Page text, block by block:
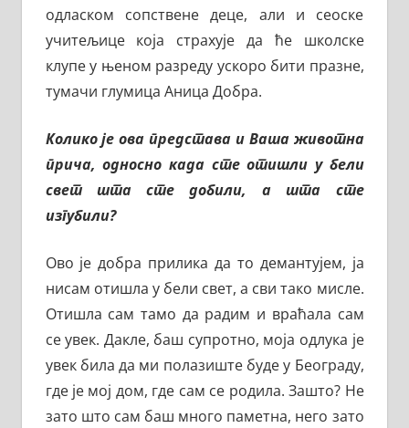
одласком сопствене деце, али и сеоске
учитељице која страхује да ће школске
клупе у њеном разреду ускоро бити празне,
тумачи глумица Аница Добра.
Колико је ова представа и Ваша животна
прича, односно када сте отишли у бели
свет шта сте добили, а шта сте
изгубили?
Ово је добра прилика да то демантујем, ја
нисам отишла у бели свет, а сви тако мисле.
Отишла сам тамо да радим и враћала сам
се увек. Дакле, баш супротно, моја одлука је
увек била да ми полазиште буде у Београду,
где је мој дом, где сам се родила. Зашто? Не
зато што сам баш много паметна, него зато